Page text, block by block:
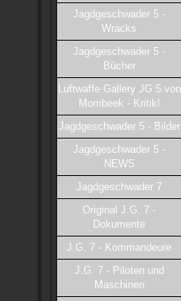
Jagdgeschwader 5 -
Wracks
Jagdgeschwader 5 -
Bücher
Luftwaffe Gallery JG 5 von
Mombeek - Kritik!
Jagdgeschwader 5 - Bilder
Jagdgeschwader 5 -
NEWS
Jagdgeschwader 7
Original J.G. 7 -
Dokumente
J.G. 7 - Kommandeure
J.G. 7 - Piloten und
Maschinen